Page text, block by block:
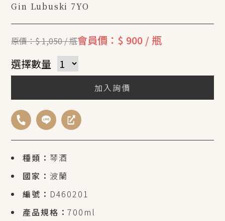
Gin Lubuski 7YO
種類： 琴酒
國家： 波蘭
編號： D460201
產品規格：700ml
原價：$ 1,050 / 瓶會員價：$ 900 / 瓶
選擇數量
加入詢價